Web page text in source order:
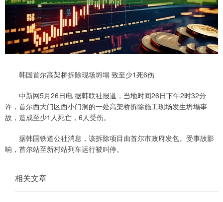
韩国首尔高架桥拆除现场坍塌 致至少1死6伤
中新网5月26日电 据韩联社报道，当地时间26日下午2时32分
许，首尔西大门区西小门洞的一处高架桥拆除施工现场发生坍塌事
故，造成至少1人死亡，6人受伤。
据韩国铁道公社消息，该拆除项目由首尔市政府发包。受事故影
响，首尔站至新村站列车运行被叫停。
相关文章